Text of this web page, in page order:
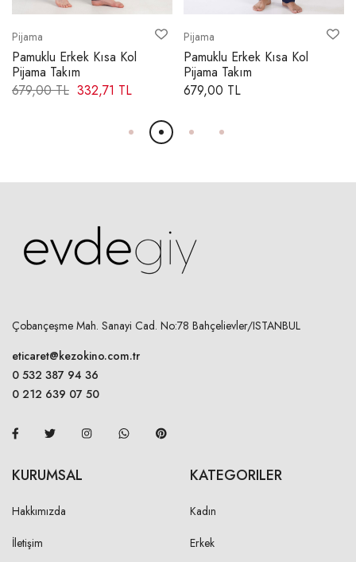
Pijama
Pamuklu Erkek Kısa Kol
Pijama Takım
679,00 TL 332,71 TL
Pijama
Pamuklu Erkek Kısa Kol
Pijama Takım
679,00 TL
Çobançeşme Mah. Sanayi Cad. No:78 Bahçelievler/ISTANBUL
eticaret@kezokino.com.tr
0 532 387 94 36
0 212 639 07 50
KURUMSAL
Hakkımızda
İletişim
KATEGORILER
Kadın
Erkek